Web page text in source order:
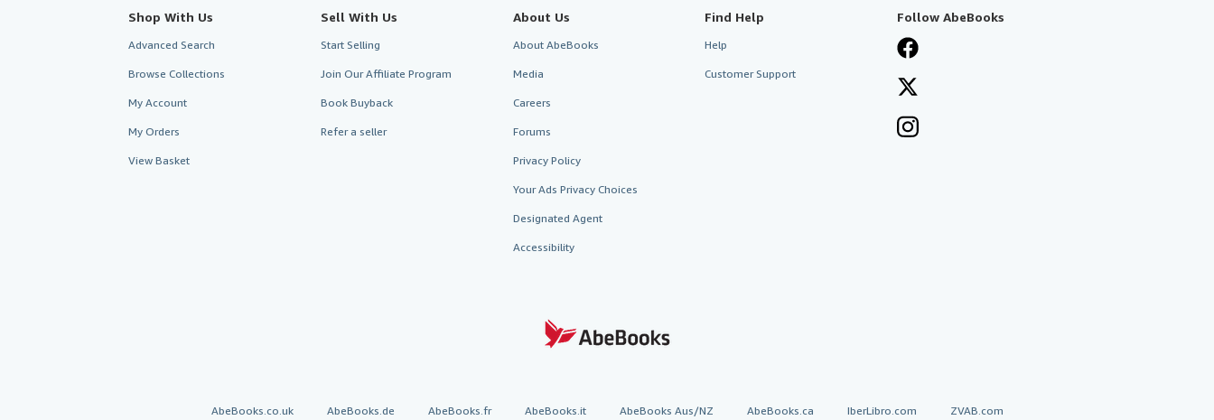
Shop With Us
Advanced Search
Browse Collections
My Account
My Orders
View Basket
Sell With Us
Start Selling
Join Our Affiliate Program
Book Buyback
Refer a seller
About Us
About AbeBooks
Media
Careers
Forums
Privacy Policy
Your Ads Privacy Choices
Designated Agent
Accessibility
Find Help
Help
Customer Support
Follow AbeBooks
AbeBooks.co.uk AbeBooks.de AbeBooks.fr AbeBooks.it AbeBooks Aus/NZ AbeBooks.ca IberLibro.com ZVAB.com